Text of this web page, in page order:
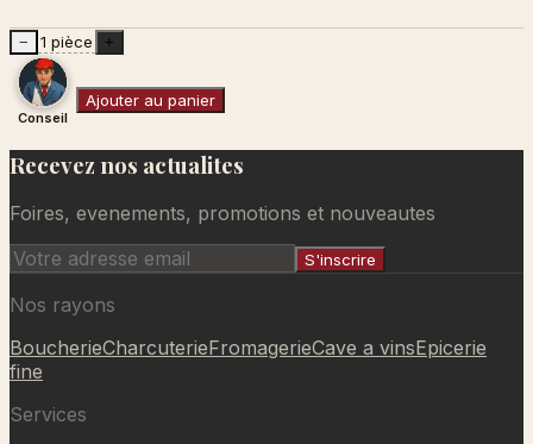
Ajouté au panier
− 1 pièce +
Conseil
Ajouter au panier
Recevez nos actualites
Foires, evenements, promotions et nouveautes
S'inscrire
Nos rayons
BoucherieCharcuterieFromagerieCave a vinsEpicerie
fine
Services